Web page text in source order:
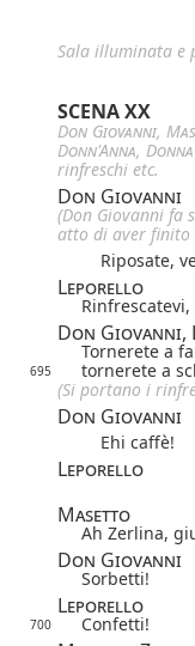
Sala illuminata e
SCENA XX
Don Giovanni,
Donn'Anna,
rinfreschi etc.
Don Giovanni
(Don Giovanni fa
atto di aver finito
Riposate,
Leporello
Don Giovanni,
Tornerete a
695
tornerete a
(Si portano i
Don Giovanni
Ehi caffè!
Leporello
Masetto
Ah Zerlina,
Don Giovanni
Sorbetti!
Leporello
700 Confetti!